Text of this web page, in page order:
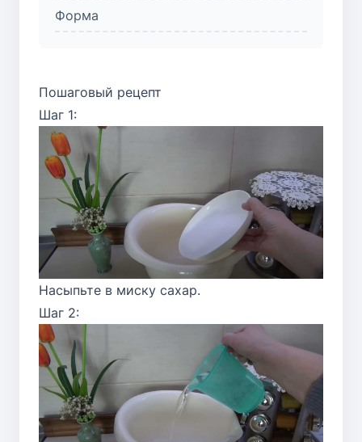
Форма
Пошаговый рецепт
Шаг 1:
Насыпьте в миску сахар.
Шаг 2: